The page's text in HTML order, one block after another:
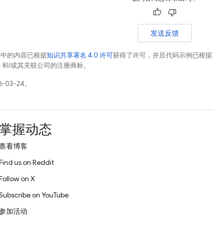
发送反馈
的内容已根据知识共享署名 4.0 许可获得了许可，并且代码示例已根据
/或其关联公司的注册商标。
03-24。
握动态
看博客
us on Reddit
on X
on YouTube
加活动